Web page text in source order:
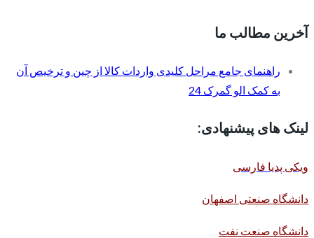
آخرین مطالب ما
راهنمای جامع مراحل کلیدی واردات کالا از چین و ترخیص آن
به کمک الو گمرک 24
لینک های پیشنهادی:
ویکی پدیا فارسی
دانشگاه صنعتی اصفهان
دانشگاه صنعت نفت